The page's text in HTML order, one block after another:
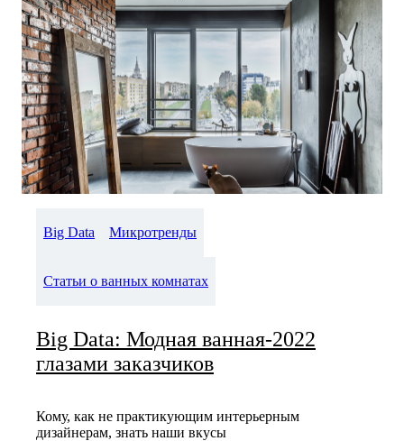
Big Data Микротренды
Статьи о ванных комнатах
Big Data: Модная ванная-2022
глазами заказчиков
Кому, как не практикующим интерьерным
дизайнерам, знать наши вкусы